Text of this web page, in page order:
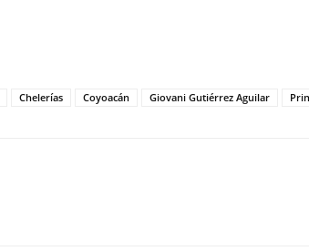
Chelerías Coyoacán Giovani Gutiérrez Aguilar